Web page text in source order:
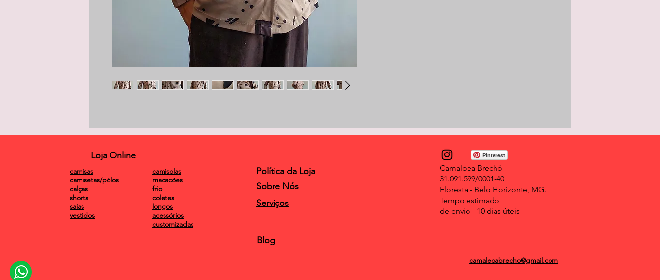
Loja Online
camisolas
macacões
frio
coletes
longos
acessórios
customizadas
camisas
camisetas/pólos
calças
shorts
saias
vestidos
Política da Loja
Sobre Nós
Serviços
Blog
Camaloea Brechó
31.091.599/0001-40
Floresta - Belo Horizonte, MG.
Tempo estimado
de envio - 10 dias úteis
Pinterest
camaleoabrecho@gmail.com